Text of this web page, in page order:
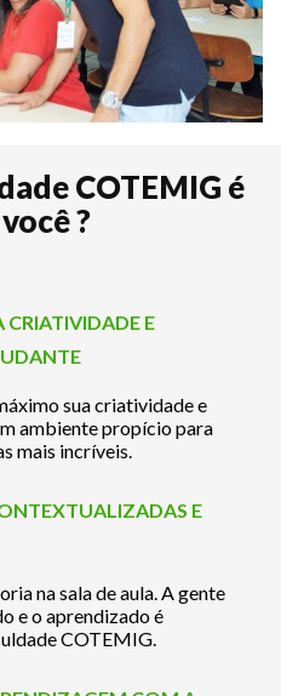
COTEMIG é
?
E
sua criatividade e
ambiente propício para
mais incríveis.
E
na sala de aula. A gente
e o aprendizado é
COTEMIG.